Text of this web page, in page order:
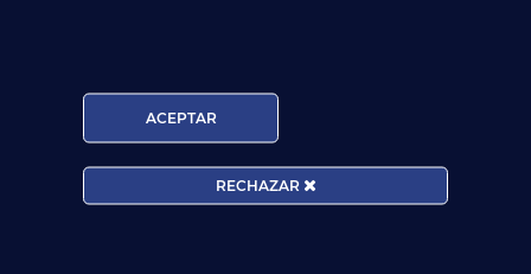
ACEPTAR
RECHAZAR